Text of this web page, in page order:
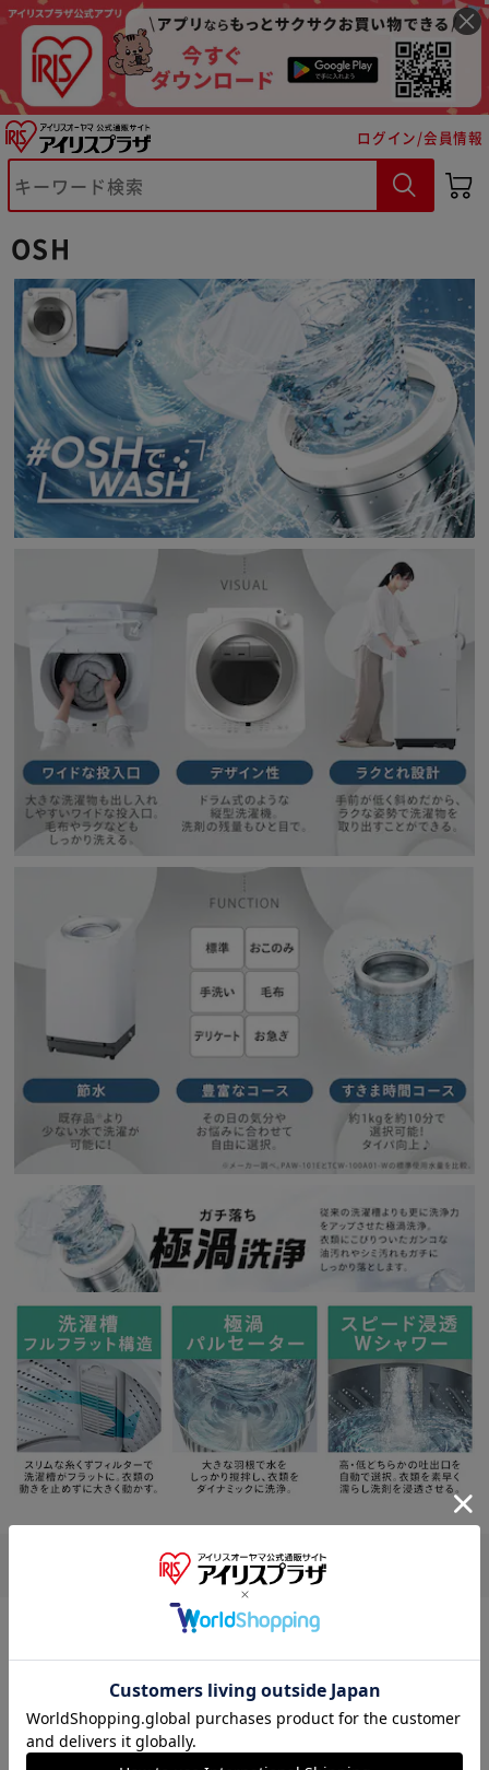
ログイン/会員情報
OSH
おすすめ順
洗濯機 7kg OSH 洗剤自動投入 ガチ落
エネ 節水 ラクとれLOW設計 一人暮ら
し ITW-70B01-W ホワイト
イチオシ
¥49,800
1～3日以内発送
※ご確認ください